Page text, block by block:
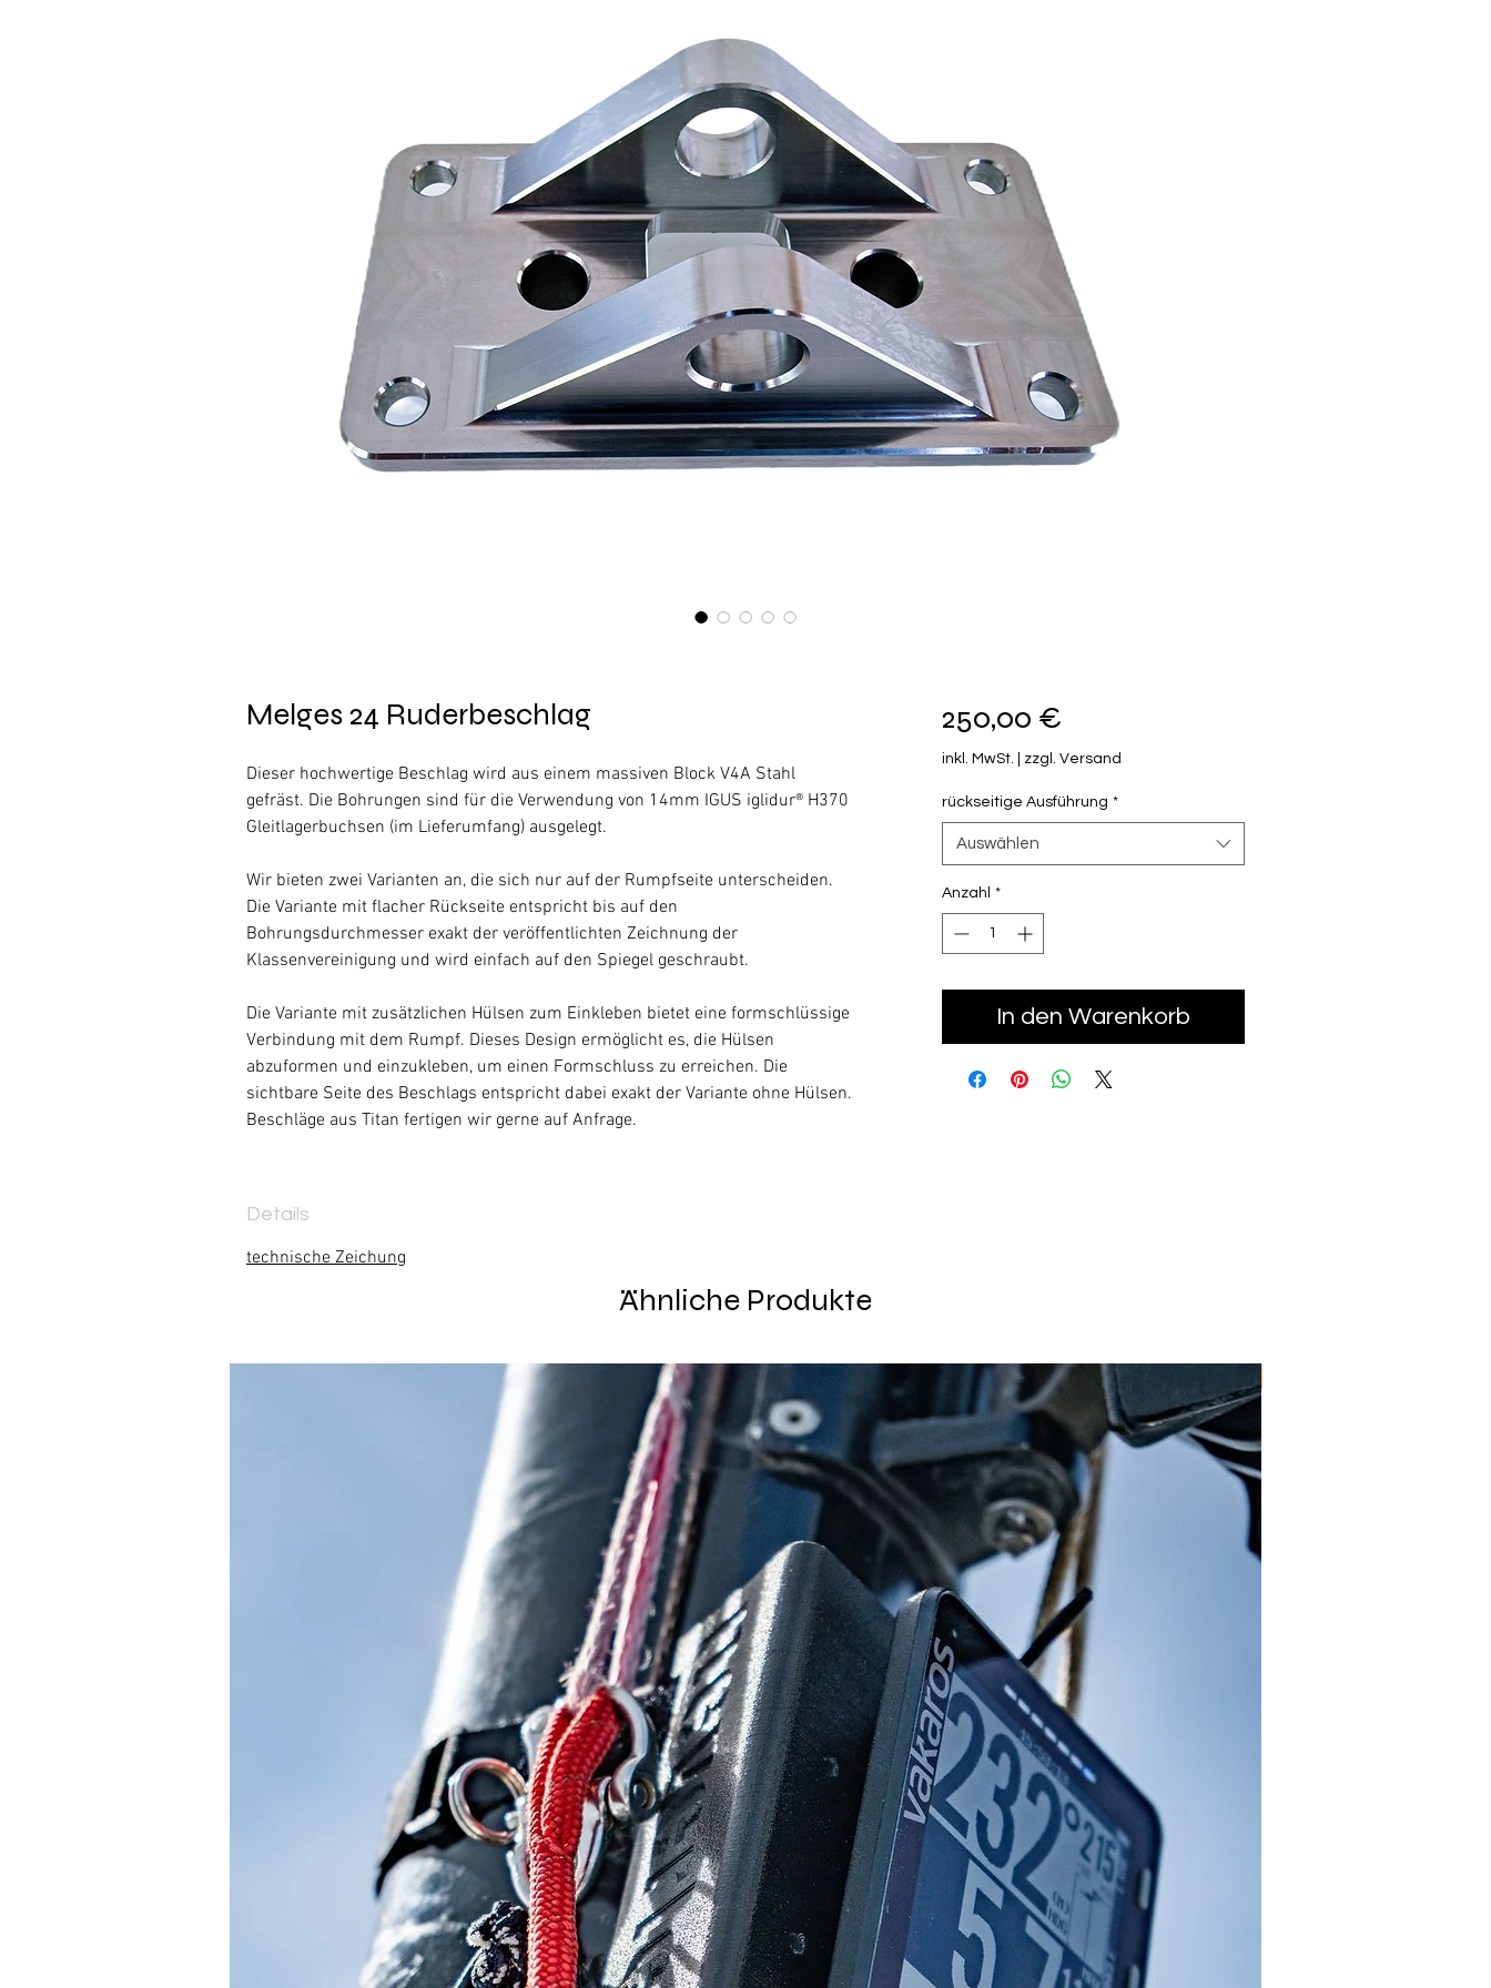
Melges 24 Ruderbeschlag
Dieser hochwertige Beschlag wird aus einem massiven Block V4A Stahl
gefräst. Die Bohrungen sind für die Verwendung von 14mm IGUS iglidur® H370
Gleitlagerbuchsen (im Lieferumfang) ausgelegt.
Wir bieten zwei Varianten an, die sich nur auf der Rumpfseite unterscheiden.
Die Variante mit flacher Rückseite entspricht bis auf den
Bohrungsdurchmesser exakt der veröffentlichten Zeichnung der
Klassenvereinigung und wird einfach auf den Spiegel geschraubt.
Die Variante mit zusätzlichen Hülsen zum Einkleben bietet eine formschlüssige
Verbindung mit dem Rumpf. Dieses Design ermöglicht es, die Hülsen
abzuformen und einzukleben, um einen Formschluss zu erreichen. Die
sichtbare Seite des Beschlags entspricht dabei exakt der Variante ohne Hülsen.
Beschläge aus Titan fertigen wir gerne auf Anfrage.
Details
technische Zeichung
250,00 €Preis
inkl. MwSt. zzgl. Versand
rückseitige Ausführung *
Auswählen
Anzahl *
In den Warenkorb
Ähnliche Produkte